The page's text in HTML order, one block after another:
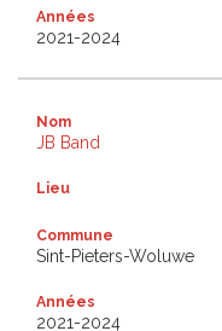
Années
2021-2024
Nom
JB Band
Lieu
Commune
Sint-Pieters-Woluwe
Années
2021-2024